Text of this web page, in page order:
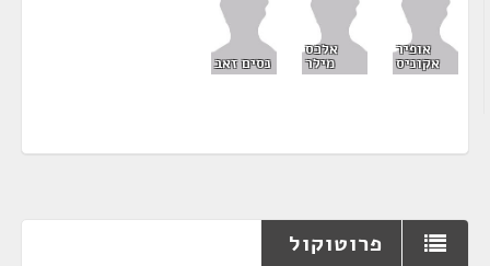
אופיר
אקוניס
אלכס
מילר נסים זאב
פרוטוקול